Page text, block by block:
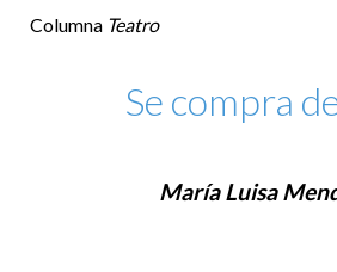
Columna Teatro
Se compra
María Luisa